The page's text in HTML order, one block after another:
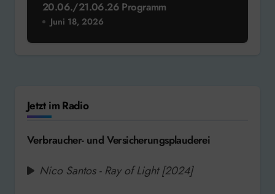
20.06./21.06.26 Programm
Juni 18, 2026
Jetzt im Radio
Verbraucher- und Versicherungsplauderei
Nico Santos - Ray of Light [2024]